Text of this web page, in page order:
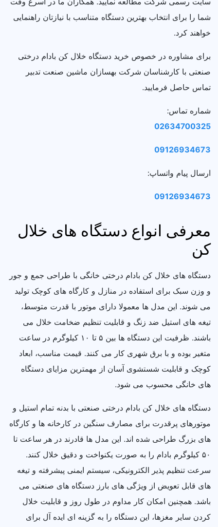
شما را برای انتخاب بهترین دستگاه متناسب با نیازتان راهنمایی
خواهند کرد.
برای مشاوره در خصوص خرید دستگاه خلال کن بادام درختی
صنعتی با کارشناسان شرکت بهسازان ماشین صنعت تدبیر
تماس حاصل فرمایید.
شماره تماس:
02634700325
09126934673
ارسال پیام واتساپ:
09126934673
معرفی انواع دستگاه های خلال
کن
دستگاه های خلال کن بادام درختی خانگی با طراحی جمع و جور
و وزن سبک برای استفاده در منازل و کارگاه های کوچک تولید
می شوند. این مدل ها معمولا دارای موتور با قدرت متوسط،
تیغه های استیل ضد زنگ و قابلیت تنظیم ضخامت خلال می
باشند. ظرفیت این دستگاه ها بین ۵ تا ۱۰ کیلوگرم در ساعت
متغیر بوده و با برق شهری کار می کنند. قیمت مناسب، ابعاد
کوچک و قابلیت شستشوی آسان از مهمترین مزایای دستگاه
های خانگی محسوب می شود.
دستگاه های خلال کن بادام درختی صنعتی با بدنه تمام استیل و
موتورهای پرقدرت برای مصارف سنگین در کارخانه ها و کارگاه
های بزرگ طراحی شده اند. این مدل ها قادرند در هر ساعت تا
۵۰ کیلوگرم بادام را به صورت یکنواخت و دقیق خلال کنند.
سرعت تنظیم پذیر الکترونیکی، سیستم ایمنی پیشرفته و تیغه
های قابل تعویض از ویژگی های بارز دستگاه های صنعتی می
باشد. همچنین امکان کار مداوم در طول روز و قابلیت خلال
کردن سایر مغزها، این دستگاه را به گزینه ای ایده آل برای